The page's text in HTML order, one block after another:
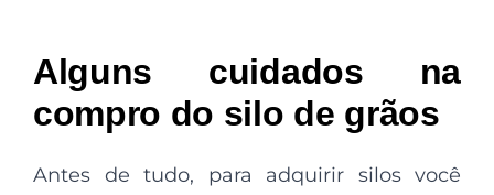
Alguns cuidados na
compro do silo de grãos
Antes de tudo, para adquirir silos você